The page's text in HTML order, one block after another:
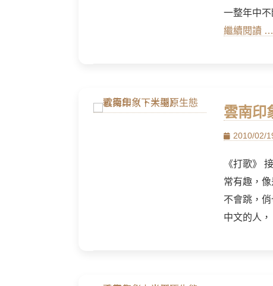
一整年中
繼續閱讀
雲南印
Posted
2010/02/
《打歌》
常有趣，
不會跳，
中文的人，